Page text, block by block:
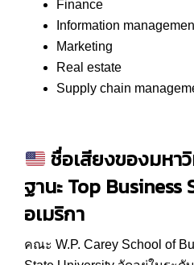
Finance
Information
Marketing
Real estate
Supply chain
ชื่อเสียงของมหา
ฐานะ Top Business
อเมริกา
คณะ W.P. Carey School of